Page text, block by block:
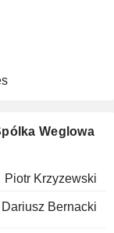
Weglowa
Piotr Krzyzewski
Dariusz Bernacki